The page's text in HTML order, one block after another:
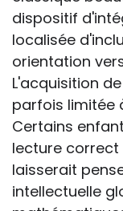
dispositif
localisée
orientation
L'acquisition
parfois limitée
Certains
lecture correct
laisserait
intellectuelle